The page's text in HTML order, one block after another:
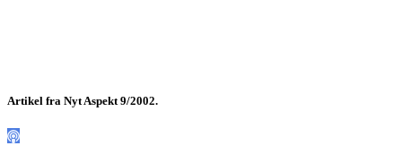
Artikel fra Nyt Aspekt 9/2002.